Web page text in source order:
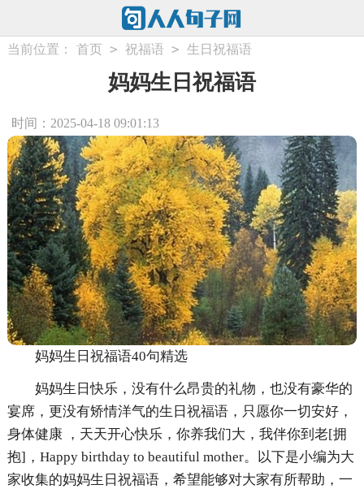
当前位置： 首页 > 祝福语 > 生日祝福语
妈妈生日祝福语
时间：2025-04-18 09:01:13
妈妈生日祝福语40句精选
妈妈生日快乐，没有什么昂贵的礼物，也没有豪华的
宴席，更没有矫情洋气的生日祝福语，只愿你一切安好，
身体健康 ，天天开心快乐，你养我们大，我伴你到老[拥
抱]，Happy birthday to beautiful mother。以下是小编为大
家收集的妈妈生日祝福语，希望能够对大家有所帮助，一